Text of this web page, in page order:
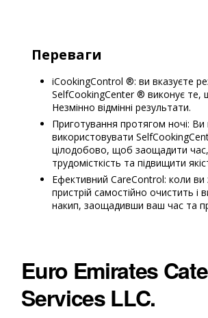
Переваги
iCookingControl ®: ви вказуєте
SelfCookingCenter ® виконує те,
Незмінно відмінні результати.
Приготування протягом ночі:
використовувати
цілодобово, щоб заощадити
трудомісткість та підвищити
Ефективний CareControl: коли ви
пристрій самостійно очистить і
накип, заощадивши ваш час та
Euro Emirates
Services LLC.